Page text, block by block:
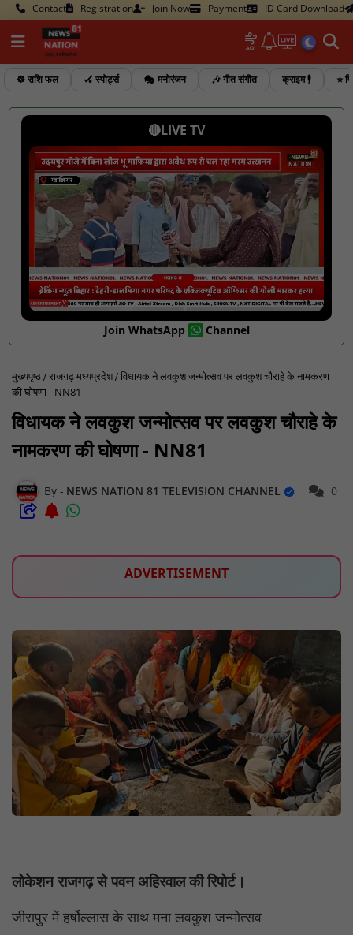
Contact Registration Join Now Payment ID Card Download
☸️ राशि फल 🏑 स्पोर्ट्स 🎭 मनोरंजन 🎶 गीत संगीत क्राइम 🕴️ ⭐
🔴LIVE TV
Join WhatsApp Channel
मुख्यपृष्ठ राजगढ़ मध्यप्रदेश विधायक ने लवकुश जन्मोत्सव पर लवकुश चौराहे के नामकरण
की घोषणा - NN81
विधायक ने लवकुश जन्मोत्सव पर लवकुश चौराहे के
नामकरण की घोषणा - NN81
NEWS NATION 81 TELEVISION CHANNEL 0
ADVERTISEMENT
लोकेशन राजगढ़ से पवन अहिरवाल की रिपोर्ट।
जीरापुर में हर्षोल्लास के साथ मना लवकुश जन्मोत्सव